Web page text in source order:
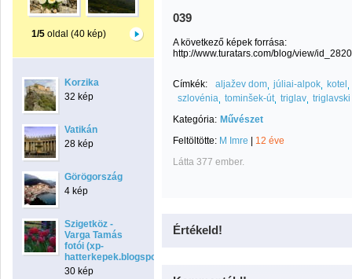
1/5oldal (40 kép)
Korzika
32 kép
Vatikán
28 kép
Görögország
4 kép
Szigetköz -
Varga Tamás
fotói (xp-
hatterkepek.blogspot.com)
30 kép
039
A következő képek forrása:
http://www.turatars.com/blog/view/
Címkék: aljažev dom júliai-alpok
kotel
szlovénia tominšek-út triglav
Kategória: Művészet
Feltöltötte: M Imre
12 éve
Látta 377 ember.
Értékeld!